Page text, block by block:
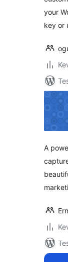
your
key or
A